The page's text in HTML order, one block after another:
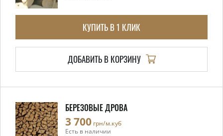
КУПИТЬ В 1 КЛИК
ДОБАВИТЬ В КОРЗИНУ
БЕРЕЗОВЫЕ ДРОВА
3 700 грн/м.куб
Есть в наличии